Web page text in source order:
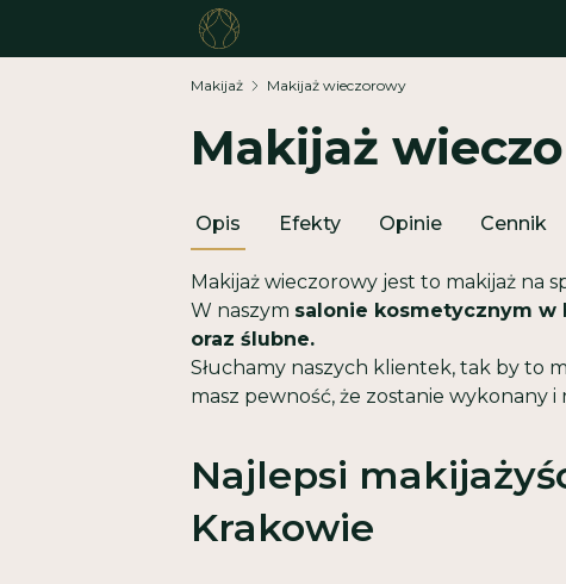
Makijaż Makijaż wieczorowy
Makijaż
Opis Efekty Opinie Cennik
Makijaż wieczorowy jest to makijaż na
W naszym salonie kosmetycznym w
oraz ślubne.
Słuchamy naszych klientek, tak by to
masz pewność, że zostanie wykonany
Najlepsi
Krakowie